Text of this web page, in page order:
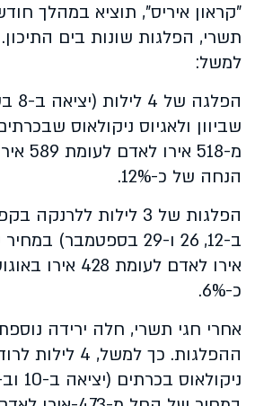
"קראון איריס", תוציא במהלך
תשרי, הפלגות שונות בים
למשל:
שביוון ולאגיוס ניקולאוס
מ-518
הנחה של כ-12%.
הפלגות של 3 לילות
אירו לאדם לעומת
כ-6%.
אחרי חגי תשרי, חלה ירידה
ההפלגות. כך למשל, 4